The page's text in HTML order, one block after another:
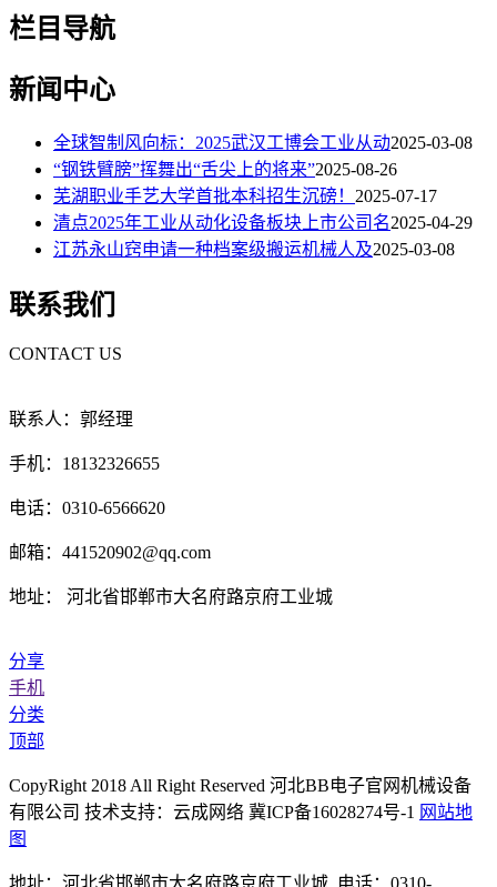
栏目导航
新闻中心
全球智制风向标：2025武汉工博会工业从动2025-03-08
“钢铁臂膀”挥舞出“舌尖上的将来”2025-08-26
芜湖职业手艺大学首批本科招生沉磅！ 2025-07-17
清点2025年工业从动化设备板块上市公司名2025-04-29
江苏永山窍申请一种档案级搬运机械人及2025-03-08
联系我们
CONTACT US
联系人：郭经理
手机：18132326655
电话：0310-6566620
邮箱：441520902@qq.com
地址： 河北省邯郸市大名府路京府工业城
分享
手机
分类
顶部
CopyRight 2018 All Right Reserved 河北BB电子官网机械设备
有限公司 技术支持：云成网络 冀ICP备16028274号-1 网站地
图